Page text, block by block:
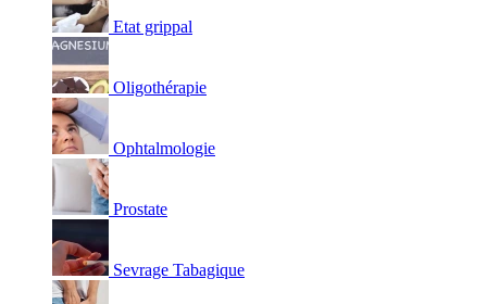
Etat grippal
Oligothérapie
Ophtalmologie
Prostate
Sevrage Tabagique